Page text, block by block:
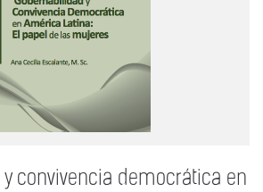
y convivencia democrática en